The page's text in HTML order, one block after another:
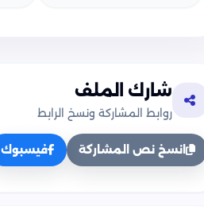
شارك الملف
روابط المشاركة ونسخ الرابط
انسخ نص المشاركة فيسبوك